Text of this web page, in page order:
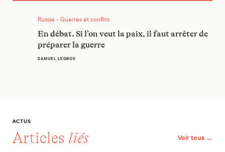
Russie • Guerres et conflits
En débat. Si l’on veut la paix, il faut arrêter de
préparer la guerre
SAMUEL LEGROS
ACTUS
Articles liés Voir tous →